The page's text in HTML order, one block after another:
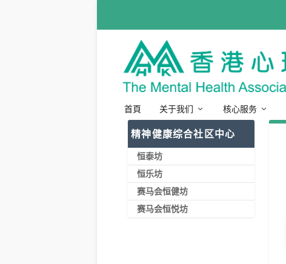
首頁 关于我们 核心服务
精神健康综合社区中心
恒泰坊
恒乐坊
赛马会恒健坊
赛马会恒悦坊